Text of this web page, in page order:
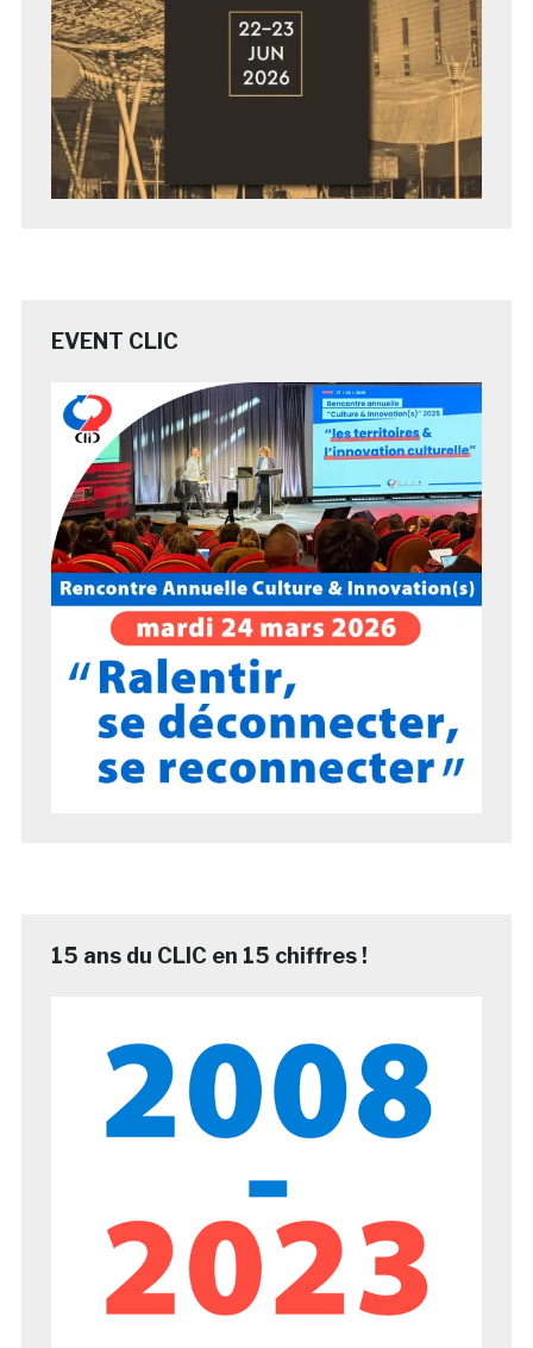
EVENT CLIC
15 ans du CLIC en 15 chiffres !